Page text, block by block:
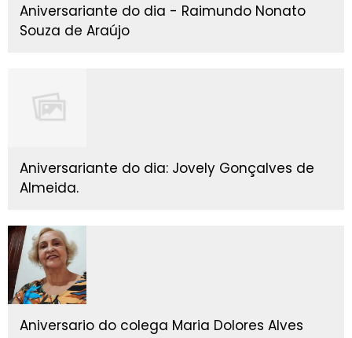
Aniversariante do dia - Raimundo Nonato
Souza de Araújo
Aniversariante do dia: Jovely Gonçalves de
Almeida.
Aniversario do colega Maria Dolores Alves